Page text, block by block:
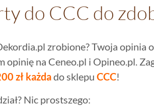
do CCC do
zrobione? Twoja opinia
opinię na Ceneo.pl i Opineo.pl.
zł każdado sklepu CCC!
Nic prostszego: